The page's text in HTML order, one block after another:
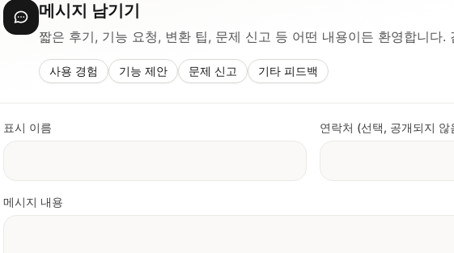
메시지 남기기
짧은 후기, 기능 요청, 변환 팁, 문제 신고 등 어떤 내용이든 환영합니다.
사용 경험 기능 제안 문제 신고 기타 피드백
표시 이름 연락처 (선택, 공개되지 않
메시지 내용